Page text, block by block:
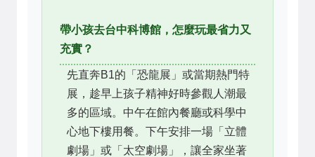
帶小孩去台中科博館，怎麼玩最省力又
充實？
先直奔B1的「恐龍展」或當期熱門特
展，趁早上孩子精神好時參觀人潮最
多的區域。中午在館內餐廳或科學中
心地下樓用餐。下午安排一場「立體
劇場」或「太空劇場」，讓全家坐著